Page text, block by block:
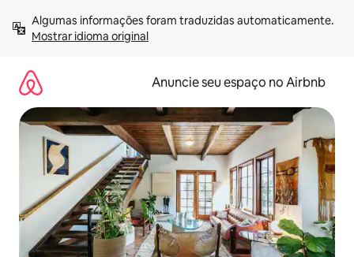
para
Mostrar idioma original
Anuncie seu espaço no Airbnb